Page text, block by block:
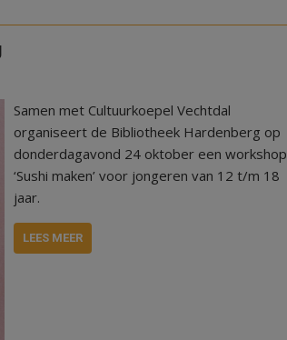
Samen met Cultuurkoepel Vechtdal
organiseert de Bibliotheek Hardenberg op
donderdagavond 24 oktober een workshop
‘Sushi maken’ voor jongeren van 12 t/m 18
jaar.
LEES MEER